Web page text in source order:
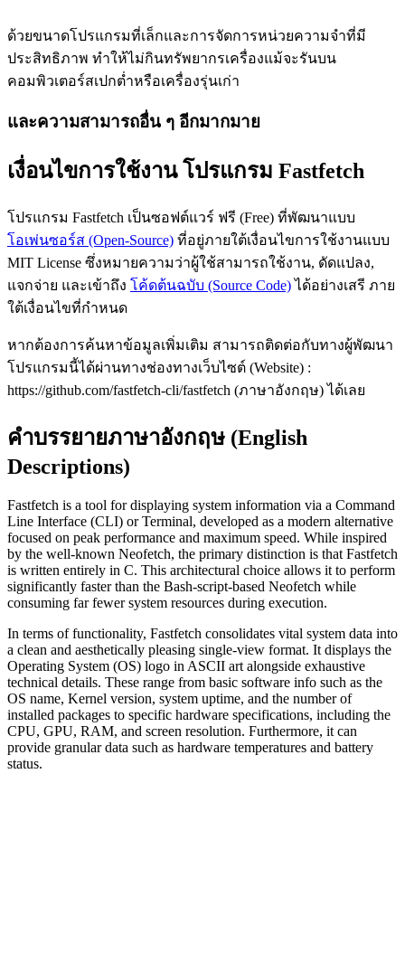
ด้วยขนาดโปรแกรมที่เล็กและการจัดการหน่วยความจำที่มี
ประสิทธิภาพ ทำให้ไม่กินทรัพยากรเครื่องแม้จะรันบน
คอมพิวเตอร์สเปกต่ำหรือเครื่องรุ่นเก่า
และความสามารถอื่น ๆ อีกมากมาย
เงื่อนไขการใช้งาน โปรแกรม Fastfetch
โปรแกรม Fastfetch เป็นซอฟต์แวร์ ฟรี (Free) ที่พัฒนาแบบ
โอเพ่นซอร์ส (Open-Source) ที่อยู่ภายใต้เงื่อนไขการใช้งานแบบ
MIT License ซึ่งหมายความว่าผู้ใช้สามารถใช้งาน, ดัดแปลง,
แจกจ่าย และเข้าถึง โค้ดต้นฉบับ (Source Code)ได้อย่างเสรี ภาย
ใต้เงื่อนไขที่กำหนด
หากต้องการค้นหาข้อมูลเพิ่มเติม สามารถติดต่อกับทางผู้พัฒนา
โปรแกรมนี้ได้ผ่านทางช่องทางเว็บไซต์ (Website) :
https://github.com/fastfetch-cli/fastfetch (ภาษาอังกฤษ) ได้เลย
คำบรรยายภาษาอังกฤษ (English
Descriptions)
Fastfetch is a tool for displaying system information via a Command
Line Interface (CLI) or Terminal, developed as a modern alternative
focused on peak performance and maximum speed. While inspired
by the well-known Neofetch, the primary distinction is that Fastfetch
is written entirely in C. This architectural choice allows it to perform
significantly faster than the Bash-script-based Neofetch while
consuming far fewer system resources during execution.
In terms of functionality, Fastfetch consolidates vital system data into
a clean and aesthetically pleasing single-view format. It displays the
Operating System (OS) logo in ASCII art alongside exhaustive
technical details. These range from basic software info such as the
OS name, Kernel version, system uptime, and the number of
installed packages to specific hardware specifications, including the
CPU, GPU, RAM, and screen resolution. Furthermore, it can
provide granular data such as hardware temperatures and battery
status.